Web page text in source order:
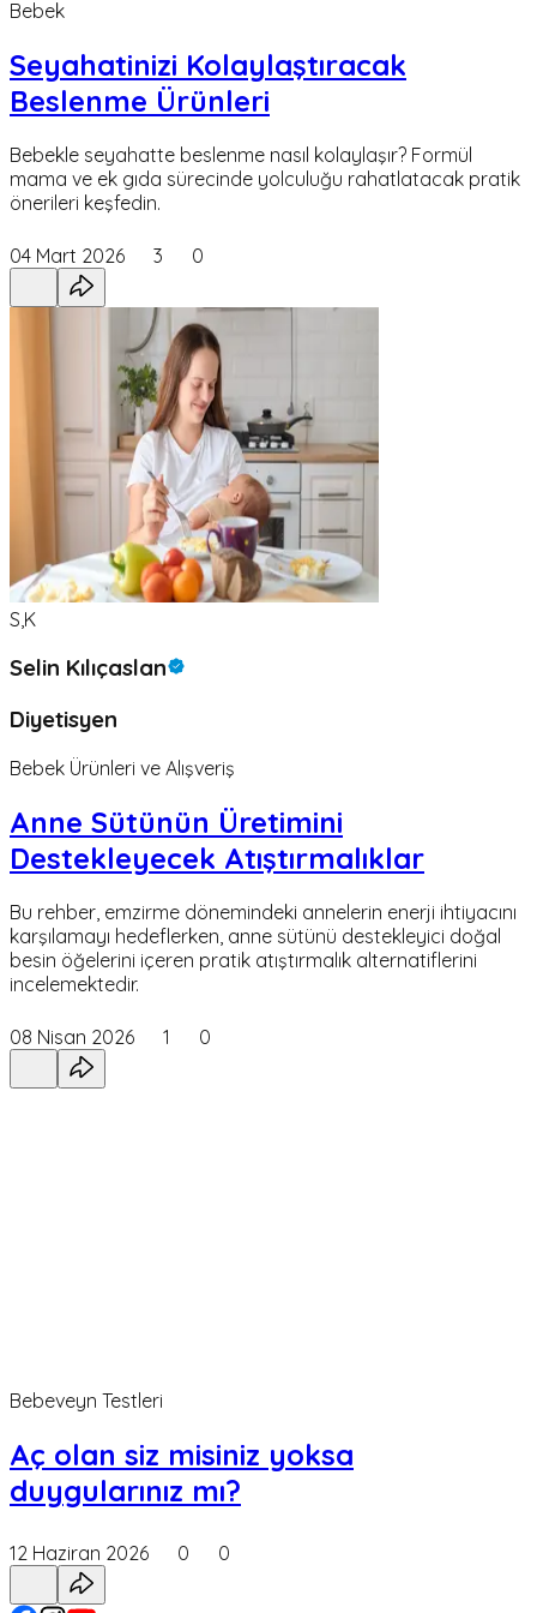
Bebek
Seyahatinizi Kolaylaştıracak
Beslenme Ürünleri
Bebekle seyahatte beslenme nasıl kolaylaşır? Formül
mama ve ek gıda sürecinde yolculuğu rahatlatacak pratik
önerileri keşfedin.
04 Mart 2026 3 0
S,K
Selin Kılıçaslan
Diyetisyen
Bebek Ürünleri ve Alışveriş
Anne Sütünün Üretimini
Destekleyecek Atıştırmalıklar
Bu rehber, emzirme dönemindeki annelerin enerji ihtiyacını
karşılamayı hedeflerken, anne sütünü destekleyici doğal
besin öğelerini içeren pratik atıştırmalık alternatiflerini
incelemektedir.
08 Nisan 2026 1 0
Bebeveyn Testleri
Aç olan siz misiniz yoksa
duygularınız mı?
12 Haziran 2026 0 0